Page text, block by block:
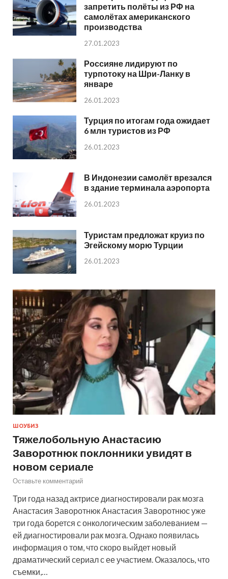
запретить полёты из РФ на
самолётах американского
производства
27.01.2023
Россияне лидируют по
турпотоку на Шри-Ланку в
январе
26.01.2023
Турция по итогам года ожидает
6 млн туристов из РФ
26.01.2023
В Индонезии самолёт врезался
в здание терминала аэропорта
26.01.2023
Туристам предложат круиз по
Эгейскому морю Турции
26.01.2023
ШОУБИЗ
Тяжелобольную Анастасию
Заворотнюк поклонники увидят в
новом сериале
Оставьте комментарий
Три года назад актрисе диагностировали рак мозга
Анастасия Заворотнюк Анастасия Заворотнюс уже
три года борется с онкологическим заболеванием —
ей диагностировали рак мозга. Однако появилась
информация о том, что скоро выйдет новый
драматический сериал с ее участием. Оказалось, что
съемки,…